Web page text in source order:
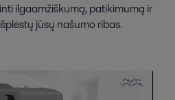
ilgaamžiškumą, patikimumą ir
jūsų našumo ribas.